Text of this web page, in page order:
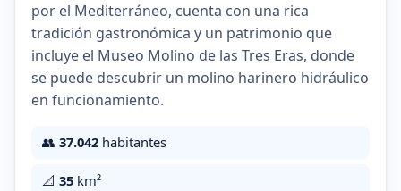
por el Mediterráneo, cuenta con una rica
tradición gastronómica y un patrimonio que
incluye el Museo Molino de las Tres Eras, donde
se puede descubrir un molino harinero hidráulico
en funcionamiento.
👥 37.042 habitantes
📐 35 km²